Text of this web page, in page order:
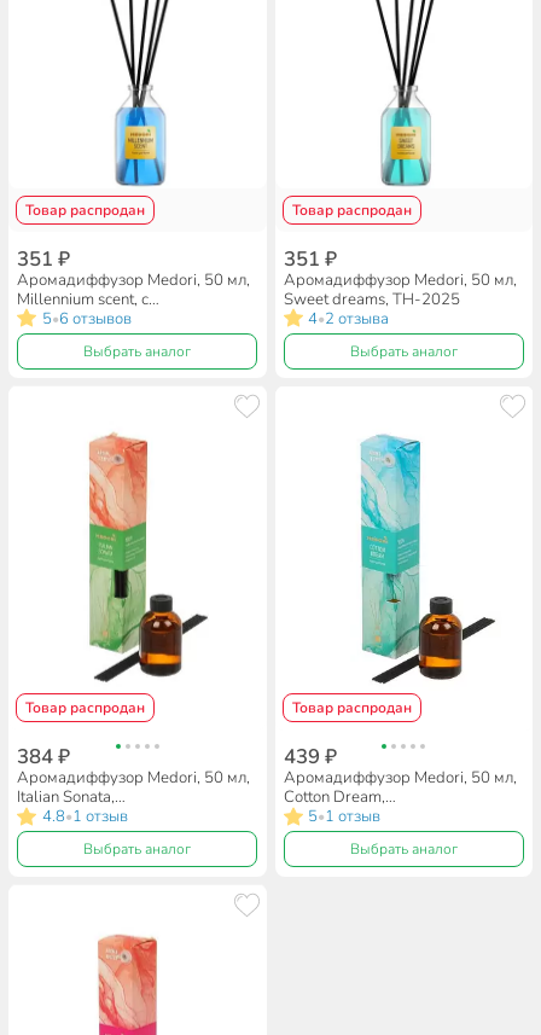
Товар распродан
351 ₽
Аромадиффузор Medori, 50 мл,
Millennium scent, с
микрофибровыми палочками,
TH-2024
5•6 отзывов
Выбрать аналог
Товар распродан
351 ₽
Аромадиффузор Medori, 50 мл,
Sweet dreams, TH-2025
4•2 отзыва
Выбрать аналог
Товар распродан
384 ₽
Аромадиффузор Medori, 50 мл,
Italian Sonata,
парфюмированный, TH-2030
4.8•1 отзыв
Выбрать аналог
Товар распродан
439 ₽
Аромадиффузор Medori, 50 мл,
Cotton Dream,
парфюмированный, TH-2027
5•1 отзыв
Выбрать аналог